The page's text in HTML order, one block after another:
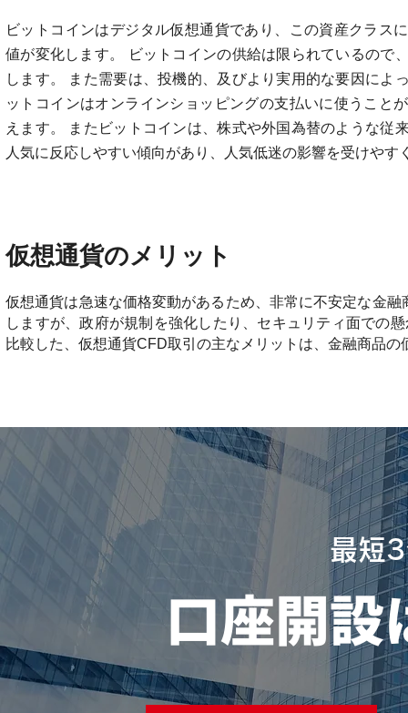
ビットコインはデジタル仮想通貨であり、この資産クラス
値が変化します。 ビットコインの供給は限られているので
します。 また需要は、投機的、及びより実用的な要因によ
ットコインはオンラインショッピングの支払いに使うこと
えます。 またビットコインは、株式や外国為替のような従
人気に反応しやすい傾向があり、人気低迷の影響を受けやす
仮想通貨のメリット
仮想通貨は急速な価格変動があるため、非常に不安定な金
しますが、政府が規制を強化したり、セキュリティ面での
比較した、仮想通貨CFD取引の主なメリットは、金融商品
最短
口座開設